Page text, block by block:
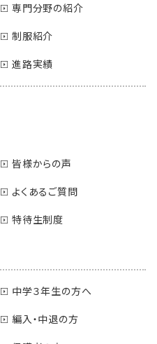
専門分野の紹介
制服紹介
進路実績
皆様からの声
よくあるご質問
特待生制度
中学３年生の方へ
編入・中退の方